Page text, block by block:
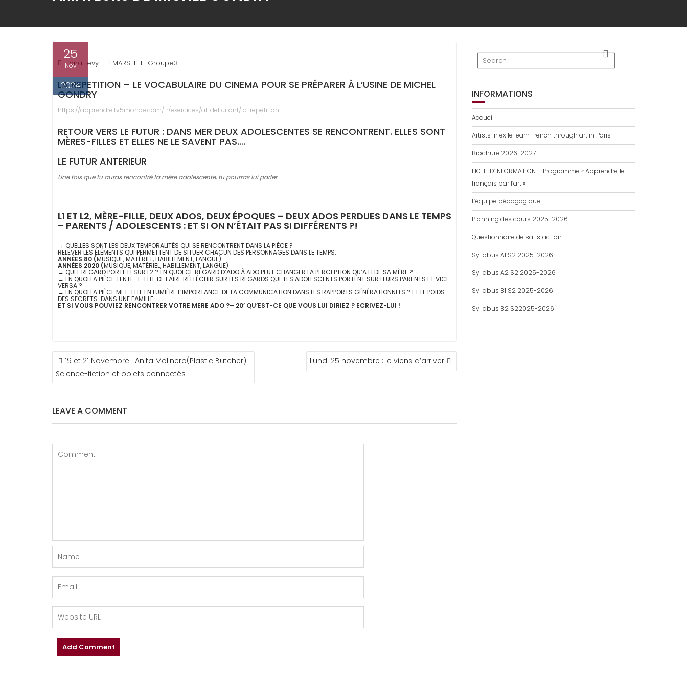
25
Nov
2024
Hana Levy MARSEILLE-Groupe3
LA REPETITION – LE VOCABULAIRE DU CINEMA POUR SE PRÉPARER À L’USINE DE MICHEL
GONDRY
https://apprendre.tv5monde.com/fr/exercices/a1-debutant/la-repetition
RETOUR VERS LE FUTUR : DANS MER DEUX ADOLESCENTES SE RENCONTRENT. ELLES SONT
MÈRES-FILLES ET ELLES NE LE SAVENT PAS….
LE FUTUR ANTERIEUR
Une fois que tu auras rencontré ta mère adolescente, tu pourras lui parler.
L1 ET L2, MÈRE-FILLE, DEUX ADOS, DEUX ÉPOQUES – DEUX ADOS PERDUES DANS LE TEMPS
– PARENTS / ADOLESCENTS : ET SI ON N’ÉTAIT PAS SI DIFFÉRENTS ?!
→ QUELLES SONT LES DEUX TEMPORALITÉS QUI SE RENCONTRENT DANS LA PIÈCE ?
RELEVER LES ÉLÉMENTS QUI PERMETTENT DE SITUER CHACUN DES PERSONNAGES DANS LE TEMPS.
ANNÉES 80 (MUSIQUE,MATÉRIEL,HABILLEMENT,LANGUE)
ANNÉES 2020 (MUSIQUE,MATÉRIEL,HABILLEMENT,LANGUE)
→ QUEL REGARD PORTE L1 SUR L2 ? EN QUOI CE REGARD D’ADO À ADO PEUT CHANGER LA PERCEPTION QU’A L1 DE SA MÈRE ?
→ EN QUOI LA PIÈCE TENTE-T-ELLE DE FAIRE RÉFLÉCHIR SUR LES REGARDS QUE LES ADOLESCENTS PORTENT SUR LEURS PARENTS ET VICE
VERSA ?
→ EN QUOI LA PIÈCE MET-ELLE EN LUMIÈRE L’IMPORTANCE DE LA COMMUNICATION DANS LES RAPPORTS GÉNÉRATIONNELS ? ET LE POIDS
DES SECRETS DANS UNE FAMILLE
ET SI VOUS POUVIEZ RENCONTRER VOTRE MERE ADO ?– 20’ QU’EST-CE QUE VOUS LUI DIRIEZ ? ECRIVEZ-LUI !
NAVIGATION
DE
L’ARTICLE
19 et 21 Novembre : Anita Molinero(Plastic Butcher)
Science-fiction et objets connectés
Lundi 25 novembre : je viens d’arriver
LEAVE A COMMENT
INFORMATIONS
Accueil
Artists in exile learn French through art in Paris
Brochure 2026-2027
FICHE D’INFORMATION – Programme « Apprendre le
français par l’art »
L’équipe pédagogique
Planning des cours 2025-2026
Questionnaire de satisfaction
Syllabus A1 S2 2025-2026
Syllabus A2 S2 2025-2026
Syllabus B1 S2 2025-2026
Syllabus B2 S22025-2026